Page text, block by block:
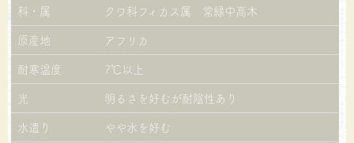
科・属
クワ科フィカス属 常緑中高木
原産地
アフリカ
耐寒温度
7℃以上
光
明るさを好むが耐陰性あり
水遣り
やや水を好む